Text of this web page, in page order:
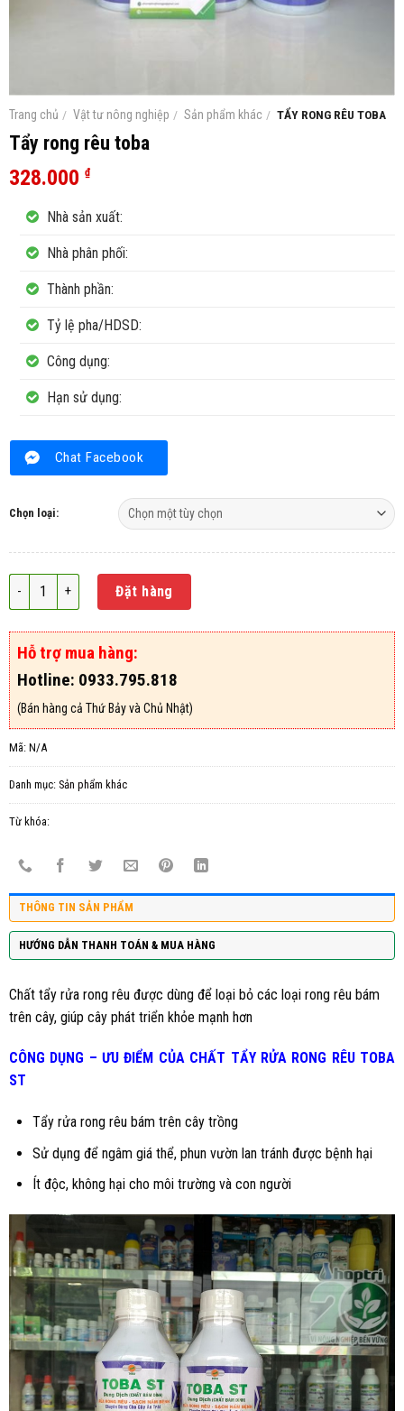
Trang chủ / Vật tư nông nghiệp / Sản phẩm khác / TẨY RONG RÊU TOBA
Tẩy rong rêu toba
328.000 ₫
Nhà sản xuất:
Nhà phân phối:
Thành phần:
Tỷ lệ pha/HDSD:
Công dụng:
Hạn sử dụng:
Chat Facebook
Chọn loại:
Tẩy rong rêu toba số lượng
Đặt hàng
Hỗ trợ mua hàng:
Hotline: 0933.795.818
(Bán hàng cả Thứ Bảy và Chủ Nhật)
Mã: N/A
Danh mục: Sản phẩm khác
Từ khóa:
THÔNG TIN SẢN PHẨM
HƯỚNG DẪN THANH TOÁN & MUA HÀNG
Chất tẩy rửa rong rêu được dùng để loại bỏ các loại rong rêu bám
trên cây, giúp cây phát triển khỏe mạnh hơn
CÔNG DỤNG – ƯU ĐIỂM CỦA CHẤT TẨY RỬA RONG RÊU TOBA
ST
Tẩy rửa rong rêu bám trên cây trồng
Sử dụng để ngâm giá thể, phun vườn lan tránh được bệnh hại
Ít độc, không hại cho môi trường và con người